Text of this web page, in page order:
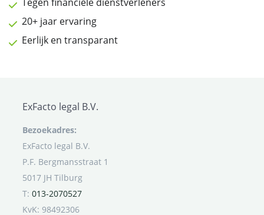
20+ jaar ervaring
Eerlijk en transparant
ExFacto legal B.V.
Bezoekadres:
ExFacto legal B.V.
P.F. Bergmansstraat 1
5017 JH Tilburg
T: 013-2070527
KvK: 98492306